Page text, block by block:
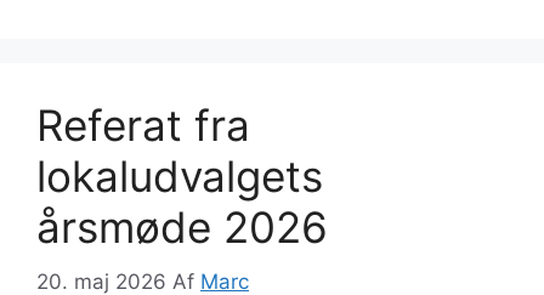
Referat fra
lokaludvalgets
årsmøde 2026
20. maj 2026 Af Marc